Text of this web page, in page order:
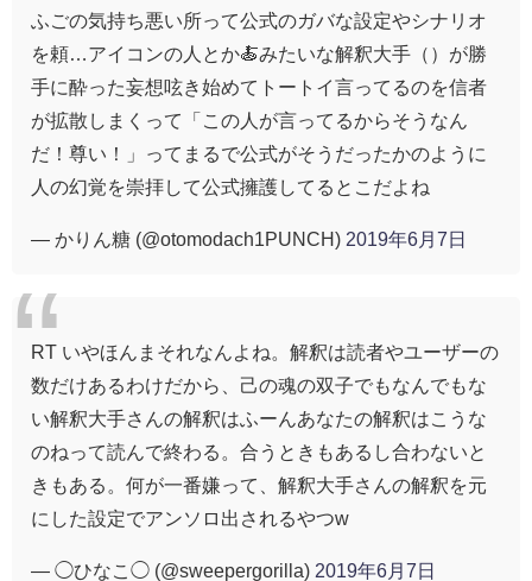
ふごの気持ち悪い所って公式のガバな設定やシナリオ
を頼…アイコンの人とか🍝みたいな解釈大手（）が勝
手に酔った妄想呟き始めてトートイ言ってるのを信者
が拡散しまくって「この人が言ってるからそうなん
だ！尊い！」ってまるで公式がそうだったかのように
人の幻覚を崇拝して公式擁護してるとこだよね
— かりん糖 (@otomodach1PUNCH) 2019年6月7日
RT いやほんまそれなんよね。解釈は読者やユーザーの
数だけあるわけだから、己の魂の双子でもなんでもな
い解釈大手さんの解釈はふーんあなたの解釈はこうな
のねって読んで終わる。合うときもあるし合わないと
きもある。何が一番嫌って、解釈大手さんの解釈を元
にした設定でアンソロ出されるやつw
— ◯ひなこ◯ (@sweepergorilla) 2019年6月7日